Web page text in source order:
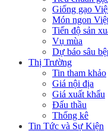
Giống gạo
Món ngon
Tiến độ sản
Vụ mùa
Dự báo sâu
Thị Trường
Tin tham khảo
Giá nội địa
Giá xuất khẩu
Đấu thầu
Thống kê
Tin Tức và Sự Kiện